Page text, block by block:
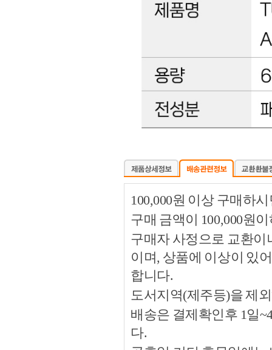
100,000원 이상 구매하
구매 금액이 100,000원
구매자 사정으로 교환이
이며, 상품에 이상이 있
합니다.
도서지역(제주등)을 제
배송은 결제확인후 1일
다.